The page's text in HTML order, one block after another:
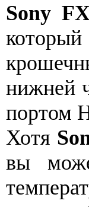
Sony
который
нижней
портом
Хотя
вы